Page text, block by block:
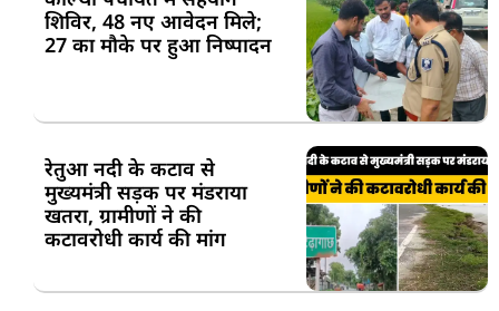
शिविर, 48 नए आवेदन मिले;
27 का मौके पर हुआ निष्पादन
रेतुआ नदी के कटाव से
मुख्यमंत्री सड़क पर मंडराया
खतरा, ग्रामीणों ने की
कटावरोधी कार्य की मांग